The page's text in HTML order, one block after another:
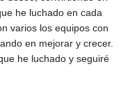
he luchado en cada
varios los equipos con
en mejorar y crecer.
he luchado y seguiré